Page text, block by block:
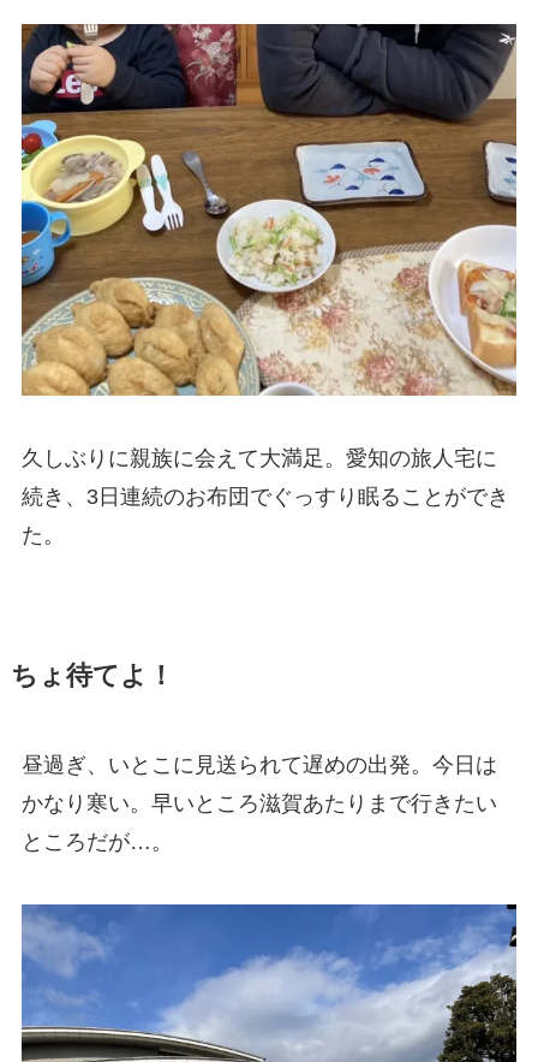
久しぶりに親族に会えて大満足。愛知の旅人宅に
続き、3日連続のお布団でぐっすり眠ることができ
た。
ちょ待てよ！
昼過ぎ、いとこに見送られて遅めの出発。今日は
かなり寒い。早いところ滋賀あたりまで行きたい
ところだが…。